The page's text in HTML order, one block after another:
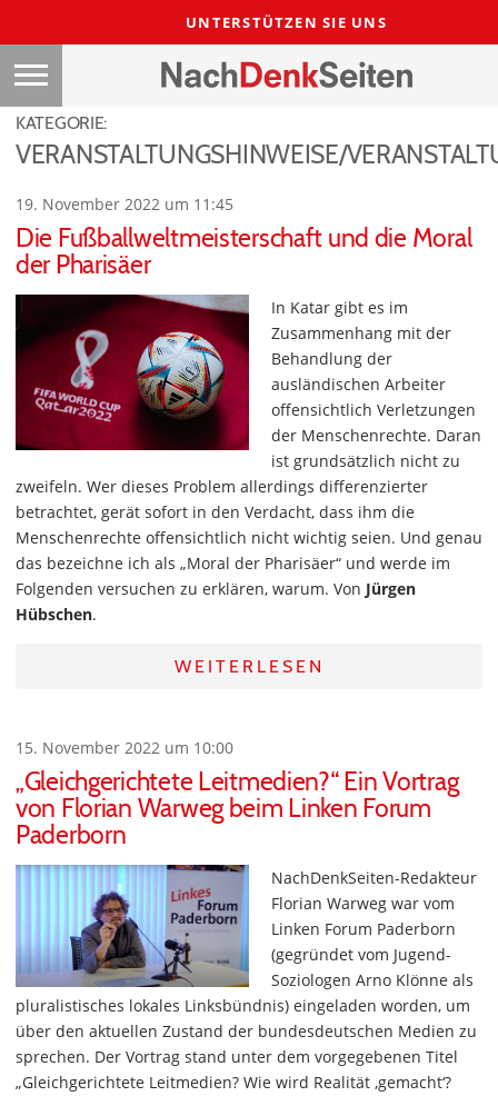
UNTERSTÜTZEN SIE UNS
KATEGORIE:
VERANSTALTUNGSHINWEISE/
19. November 2022 um 11:45
Die Fußballweltmeisterschaft und die Moral
der Pharisäer
In Katar gibt es im
Zusammenhang mit der
Behandlung der
ausländischen Arbeiter
offensichtlich Verletzungen
der Menschenrechte. Daran
ist grundsätzlich nicht zu
zweifeln. Wer dieses Problem allerdings differenzierter
betrachtet, gerät sofort in den Verdacht, dass ihm die
Menschenrechte offensichtlich nicht wichtig seien. Und genau
das bezeichne ich als „Moral der Pharisäer“ und werde im
Folgenden versuchen zu erklären, warum. Von Jürgen
Hübschen.
WEITERLESEN
15. November 2022 um 10:00
„Gleichgerichtete Leitmedien?“ Ein Vortrag
von Florian Warweg beim Linken Forum
Paderborn
NachDenkSeiten-Redakteur
Florian Warweg war vom
Linken Forum Paderborn
(gegründet vom Jugend-
Soziologen Arno Klönne als
pluralistisches lokales Linksbündnis) eingeladen worden, um
über den aktuellen Zustand der bundesdeutschen Medien zu
sprechen. Der Vortrag stand unter dem vorgegebenen Titel
„Gleichgerichtete Leitmedien? Wie wird Realität ‚gemacht‘?